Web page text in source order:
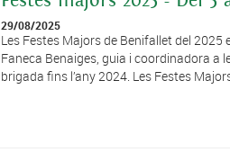
29/08/2025
Les Festes Majors de Benifallet del 2025
Faneca Benaiges, guia i coordinadora a
brigada fins l’any 2024. Les Festes